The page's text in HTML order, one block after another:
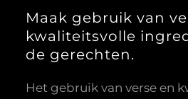
Maak gebruik van
kwaliteitsvolle
de gerechten.
Het gebruik van verse en